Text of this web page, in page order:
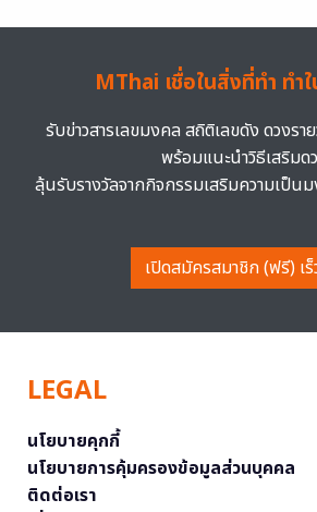
MThai เชื่อในสิ่งที่ทำ ทำ
รับข่าวสารเลขมงคล สถิติเลขดัง ดวงรา
พร้อมแนะนำวิธีเสริมด
ลุ้นรับรางวัลจากกิจกรรมเสริมความเป็น
เปิดสมัครสมาชิก (ฟรี) เ
LEGAL
นโยบายคุกกี้
นโยบายการคุ้มครองข้อมูลส่วนบุคคล
ติดต่อเรา